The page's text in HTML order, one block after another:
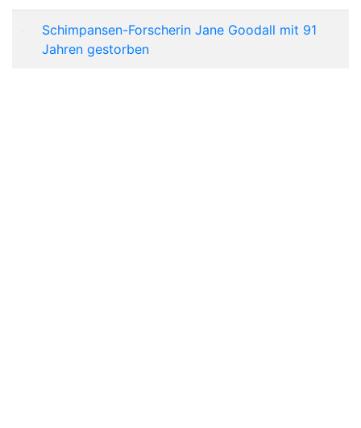
Schimpansen-Forscherin Jane Goodall mit 91
Jahren gestorben